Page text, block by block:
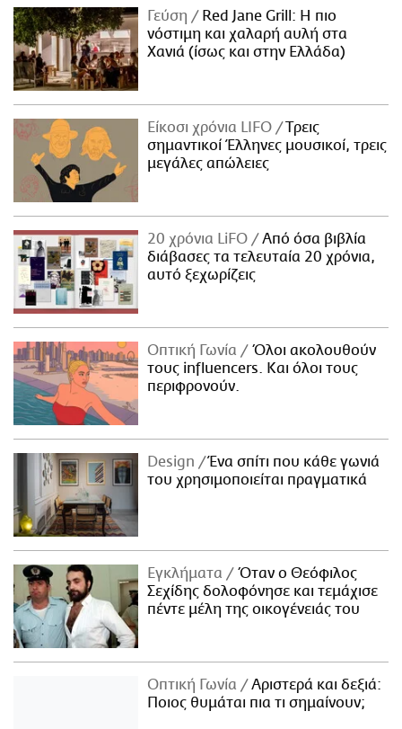
Γεύση
Red Jane Grill: Η πιο
νόστιμη και χαλαρή αυλή στα
Χανιά (ίσως και στην Ελλάδα)
Είκοσι χρόνια LIFO
Tρεις
σημαντικοί Έλληνες μουσικοί, τρεις
μεγάλες απώλειες
20 χρόνια LiFO
Από όσα βιβλία
διάβασες τα τελευταία 20 χρόνια,
αυτό ξεχωρίζεις
Οπτική Γωνία
Όλοι ακολουθούν
τους influencers. Και όλοι τους
περιφρονούν.
Design
Ένα σπίτι που κάθε γωνιά
του χρησιμοποιείται πραγματικά
Εγκλήματα
Όταν ο Θεόφιλος
Σεχίδης δολοφόνησε και τεμάχισε
πέντε μέλη της οικογένειάς του
Οπτική Γωνία
Αριστερά και δεξιά:
Ποιος θυμάται πια τι σημαίνουν;